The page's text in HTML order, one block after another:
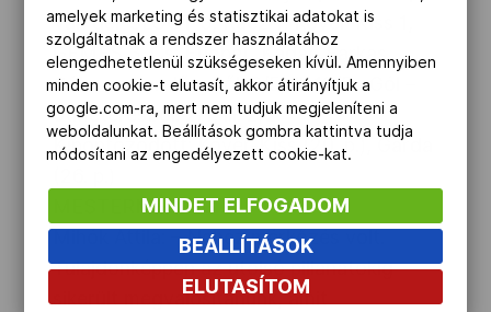
Van der SLOOT 3, Rácz 1, Kövér-Kiss 1,
GÉMES 3. Cs: Etiebet, Kádár, Farkas
Gól – emberelőnyből: 9/5, ill. 12/5 Gól –
ötméteresből: 2/1, ill. 2/2
Kipontozódott: Kövér-Kiss (20. p.), Garda
MESTERMÉRLEG
Mihók Attila: – Nehéz mérkőzés volt.
Tulajdonképpen az utolsó pillanatokig
sikerült megvalósítanunk, amit
amelyek marketing és statisztikai adatokat is
szolgáltatnak a rendszer használatához
elengedhetetlenül szükségeseken kívül. Amennyiben
minden cookie-t elutasít, akkor átirányítjuk a
google.com-ra, mert nem tudjuk megjeleníteni a
weboldalunkat. Beállítások gombra kattintva tudja
módosítani az engedélyezett cookie-kat.
MINDET ELFOGADOM
BEÁLLÍTÁSOK
ELUTASÍTOM